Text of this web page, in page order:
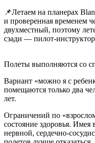
📌Летаем на планерах
и проверенная временем
двухместный, поэтому
сзади — пилот-
Полеты выполняются со
Вариант «можно я с
помещаются только два
лет.
Ограничений по
состояние здоровья. Имея
нервной, сердечно-